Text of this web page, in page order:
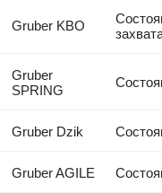
Gruber KBO
Gruber
SPRING
Gruber Dzik
Gruber AGILE